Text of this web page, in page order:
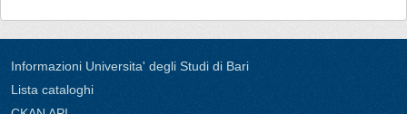
Informazioni Universita' degli Studi di Bari
Lista cataloghi